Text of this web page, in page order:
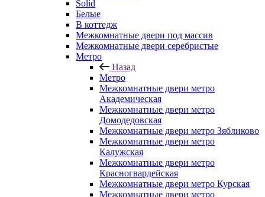
Solid
Белые
В коттедж
Межкомнатные двери под массив
Межкомнатные двери серебристые
Метро
Назад
Метро
Межкомнатные двери метро
Академическая
Межкомнатные двери метро
Домодедовская
Межкомнатные двери метро Зябликово
Межкомнатные двери метро
Калужская
Межкомнатные двери метро
Красногвардейская
Межкомнатные двери метро Курская
Межкомнатные двери метро